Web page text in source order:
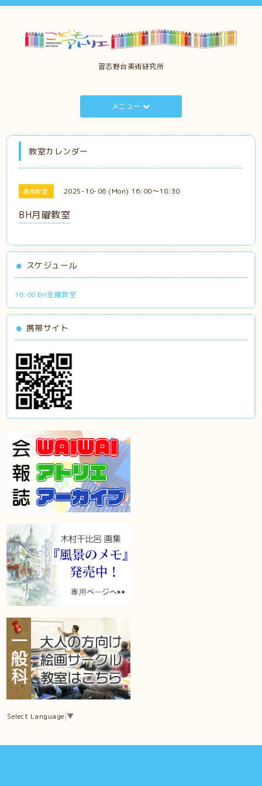
習志野台美術研究所
メニュー
教室カレンダー
通常教室 2025-10-06 (Mon) 16:00～18:30
BH月曜教室
スケジュール
16:00 BH金曜教室
携帯サイト
Select Language ▼